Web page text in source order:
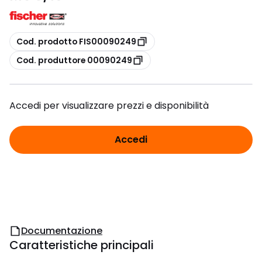
copia
Cod. prodotto FIS00090249
copia
Cod. produttore 00090249
Accedi per visualizzare prezzi e disponibilità
Accedi
Documentazione
Caratteristiche principali